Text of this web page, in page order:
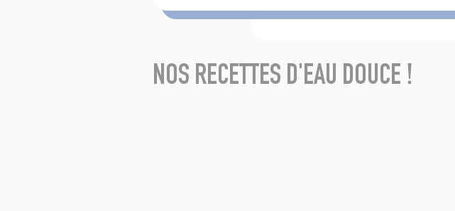
NOS RECETTES D'EAU DOUCE !